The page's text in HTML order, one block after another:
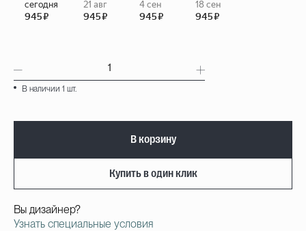
В наличии 1 шт.
В корзину
Купить в один клик
Вы дизайнер?
Узнать специальные условия